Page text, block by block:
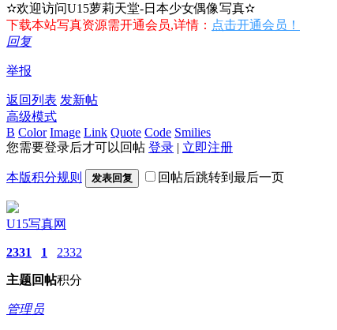
✫欢迎访问U15萝莉天堂-日本少女偶像写真✫
下载本站写真资源需开通会员,详情： 点击开通会员！
回复
举报
返回列表 发新帖
高级模式
B Color Image Link Quote Code Smilies
您需要登录后才可以回帖 登录 | 立即注册
本版积分规则 发表回复 回帖后跳转到最后一页
U15写真网
2331
主题
1
回帖
2332
积分
管理员